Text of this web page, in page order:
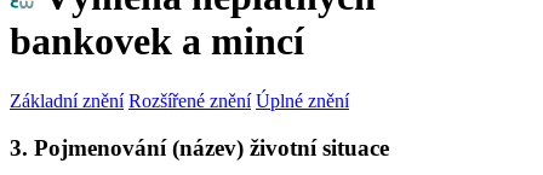
bankovek a mincí
Základní znění Rozšířené znění Úplné znění
3. Pojmenování (název) životní situace